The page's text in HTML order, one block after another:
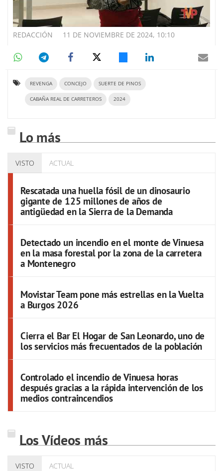
11 DE NOVIEMBRE DE 2024, 10:10
REDACCIÓN
REVENGA CONCEJO SUERTE DE PINOS
CABAÑA REAL DE CARRETEROS 2024
Lo más
VISTO ACTUAL
Rescatada una huella fósil de un dinosaurio
gigante de 125 millones de años de
antigüedad en la Sierra de la Demanda
Detectado un incendio en el monte de Vinuesa
en la masa forestal por la zona de la carretera
a Montenegro
Movistar Team pone más estrellas en la Vuelta
a Burgos 2026
Cierra el Bar El Hogar de San Leonardo, uno de
los servicios más frecuentados de la población
Controlado el incendio de Vinuesa horas
después gracias a la rápida intervención de los
medios contraincendios
Los Vídeos más
VISTO ACTUAL